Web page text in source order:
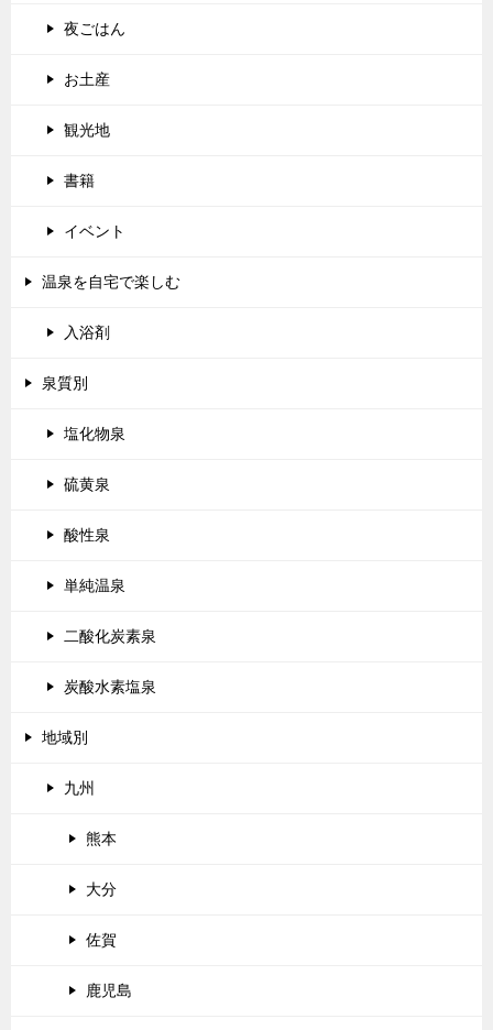
夜ごはん
お土産
観光地
書籍
イベント
温泉を自宅で楽しむ
入浴剤
泉質別
塩化物泉
硫黄泉
酸性泉
単純温泉
二酸化炭素泉
炭酸水素塩泉
地域別
九州
熊本
大分
佐賀
鹿児島